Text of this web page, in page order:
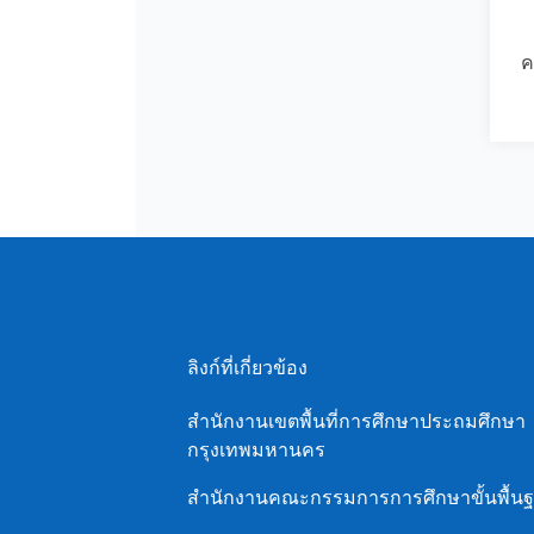
ลิงก์ที่เกี่ยวข้อง
สํานักงานเขตพื้นที่การศึกษาประถมศึกษา
กรุงเทพมหานคร
สำนักงานคณะกรรมการการศึกษาขั้นพื้น